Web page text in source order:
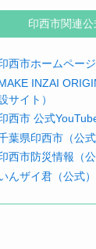
印西市関連公
西市ホームページ
INZAI
サイト）
西市 公式
葉県印西市（公
西市防災情報（
んザイ君（公式